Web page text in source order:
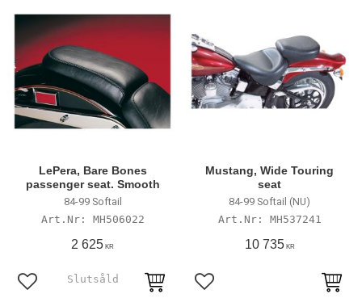
LePera, Bare Bones
passenger seat. Smooth
84-99 Softail
MH506022
2 625 KR
Lägg till i favoriter
Mustang, Wide Touring
seat
84-99 Softail (NU)
MH537241
10 735KR
Lägg till i favoriter